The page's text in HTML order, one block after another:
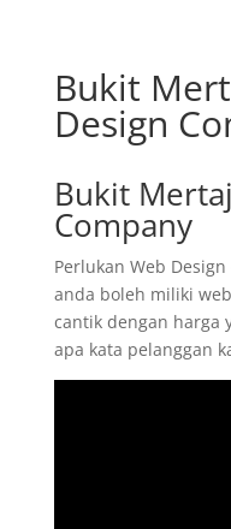
Bukit
Design
Bukit
Company
Perlukan Web
anda boleh miliki
cantik dengan harga
apa kata pelanggan